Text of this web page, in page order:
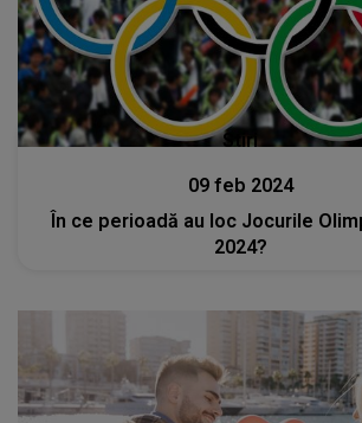
Stiri
09 feb 2024
În ce perioadă au loc Jocurile
2024?